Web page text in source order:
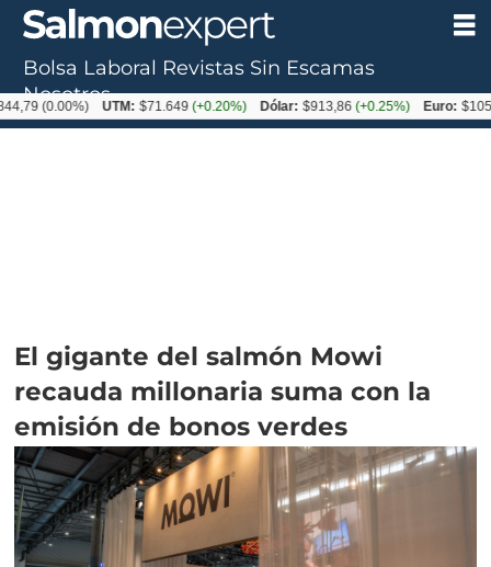
El gigante del salmón Mowi
recauda millonaria suma con la
emisión de bonos verdes
Bolsa Laboral Revistas Sin Escamas
Nosotros
(0.00%) UTM: $71.649(+0.20%) Dólar: $913,86 (+0.25%) Euro: